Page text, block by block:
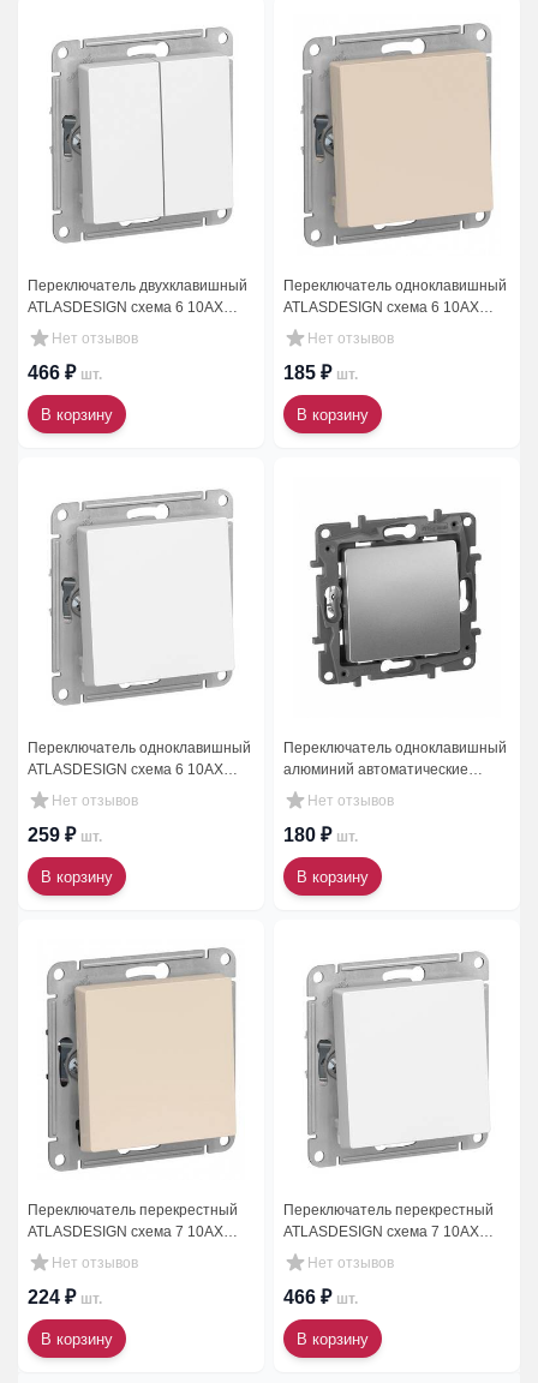
Переключатель двухклавишный
ATLASDESIGN схема 6 10АХ
механизм белый
Нет отзывов
466 ₽ шт.
В корзину
Переключатель одноклавишный
ATLASDESIGN схема 6 10АХ
механизм бежевый
Нет отзывов
185 ₽ шт.
В корзину
Переключатель одноклавишный
ATLASDESIGN схема 6 10АХ
механизм белый
Нет отзывов
259 ₽ шт.
В корзину
Переключатель одноклавишный
алюминий автоматические
Нет отзывов
180 ₽ шт.
В корзину
Переключатель перекрестный
ATLASDESIGN схема 7 10АХ
механизм бежевый
Нет отзывов
224 ₽ шт.
В корзину
Переключатель перекрестный
ATLASDESIGN схема 7 10АХ
механизм белый
Нет отзывов
466 ₽ шт.
В корзину